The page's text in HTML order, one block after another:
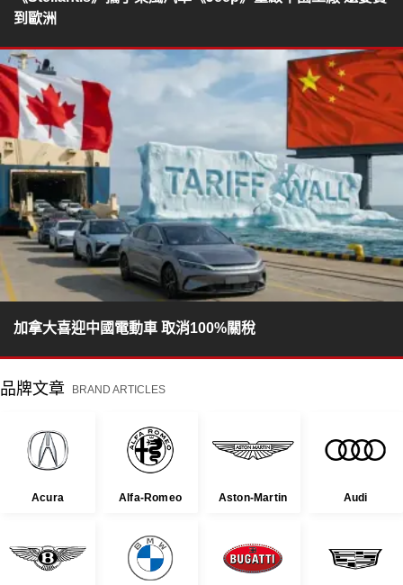
到歐洲
加拿大喜迎中國電動車 取消100%關稅
品牌文章 BRAND ARTICLES
Acura Alfa-Romeo Aston-Martin Audi